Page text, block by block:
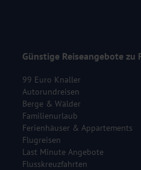
Günstige Reiseangebote
99 Euro Knaller
Autorundreisen
Berge & Wälder
Familienurlaub
Ferienhäuser & Appartements
Flugreisen
Last Minute Angebote
Flusskreuzfahrten